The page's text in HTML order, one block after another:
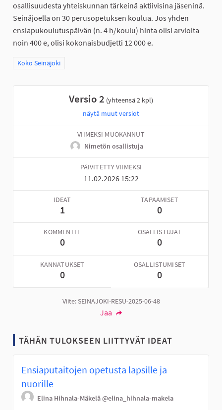
osallisuudesta yhteiskunnan tärkeinä aktiivisina jäseninä.
Seinäjoella on 30 perusopetuksen koulua. Jos yhden
ensiapukoulutuspäivän (n. 4 h/koulu) hinta olisi arviolta
noin 400 e, olisi kokonaisbudjetti 12 000 e.
Rajaa tulokset teeman mukaan: Koko Seinäjoki
Koko Seinäjoki
Versio 2 (yhteensä 2 kpl)
näytä muut versiot
VIIMEKSI MUOKANNUT
Nimetön osallistuja
PÄIVITETTY VIIMEKSI
11.02.2026 15:22
IDEAT
1
TAPAAMISET
0
KOMMENTIT
0
OSALLISTUJAT
0
KANNATUKSET
0
OSALLISTUMISET
0
Viite: SEINAJOKI-RESU-2025-06-48
Jaa
TÄHÄN TULOKSEEN LIITTYVÄT IDEAT
Ensiaputaitojen opetusta lapsille ja
nuorille
Elina Hihnala-Mäkelä@elina_hihnala-makela